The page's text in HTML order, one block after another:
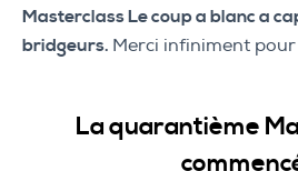
MasterclassLe coup a blanc a c
bridgeurs. Merci infiniment
La quarantième